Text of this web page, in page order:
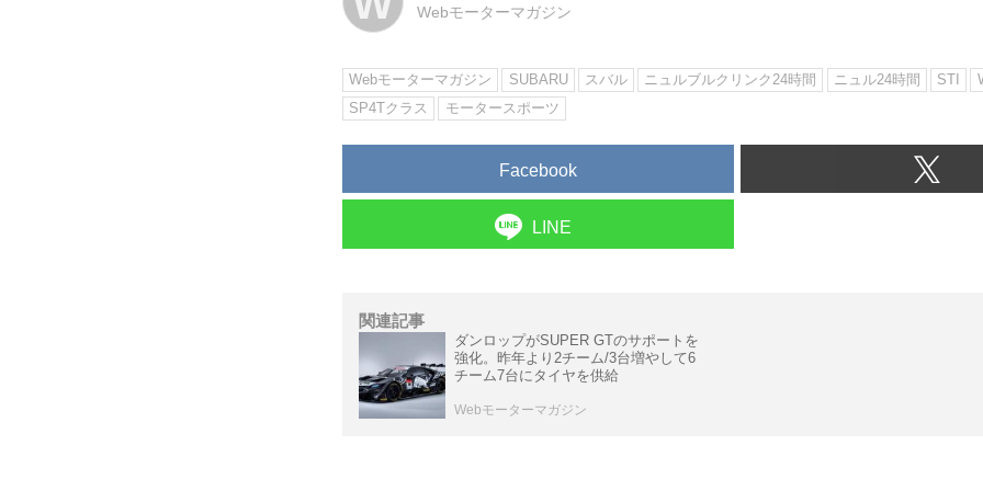
Webモーターマガジン
Webモーターマガジン SUBARU スバル ニュルブルクリンク24時間 ニュル24時間 STI
SP4Tクラス
モータースポーツ
Facebook
LINE
関連記事
ダンロップがSUPER GTのサポートを
強化。昨年より2チーム/3台増やして6
チーム7台にタイヤを供給
Webモーターマガジン